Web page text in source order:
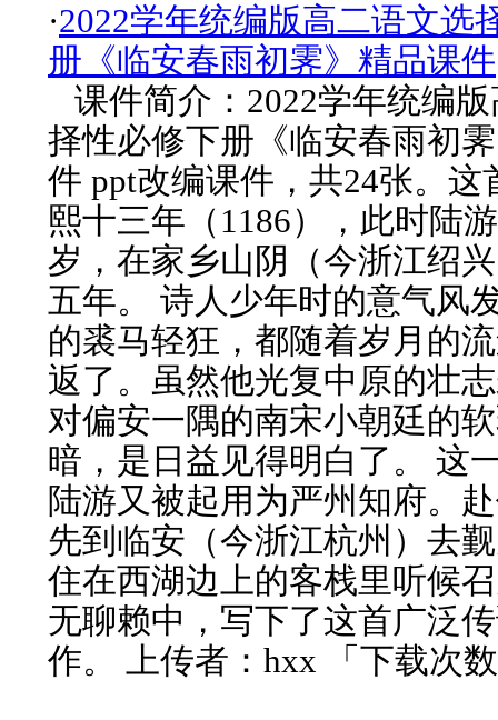
·2022学年统编版高二语文选
册《临安春雨初霁》精品课件
课件简介：2022学年统编
择性必修下册《临安春雨初
件 ppt改编课件，共24张。这
熙十三年（1186），此时陆
岁，在家乡山阴（今浙江绍
五年。 诗人少年时的意气风
的裘马轻狂，都随着岁月的
返了。虽然他光复中原的壮
对偏安一隅的南宋小朝廷的
暗，是日益见得明白了。 这
陆游又被起用为严州知府。
先到临安（今浙江杭州）去
住在西湖边上的客栈里听候
无聊赖中，写下了这首广泛
作。 上传者：hxx 「下载次